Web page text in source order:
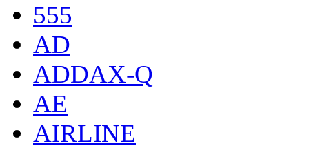
555
AD
ADDAX-Q
AE
AIRLINE